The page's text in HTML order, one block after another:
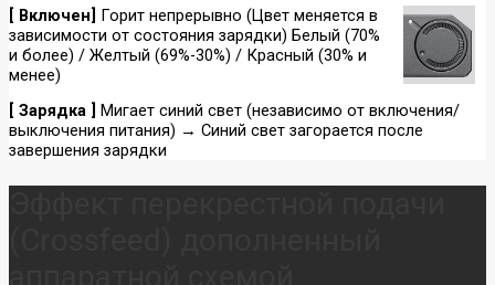
[ Включен] Горит непрерывно (Цвет меняется в
зависимости от состояния зарядки) Белый (70%
и более) / Желтый (69%-30%) / Красный (30% и
менее)
[ Зарядка ] Мигает синий свет (независимо от включения/
выключения питания) → Синий свет загорается после
завершения зарядки